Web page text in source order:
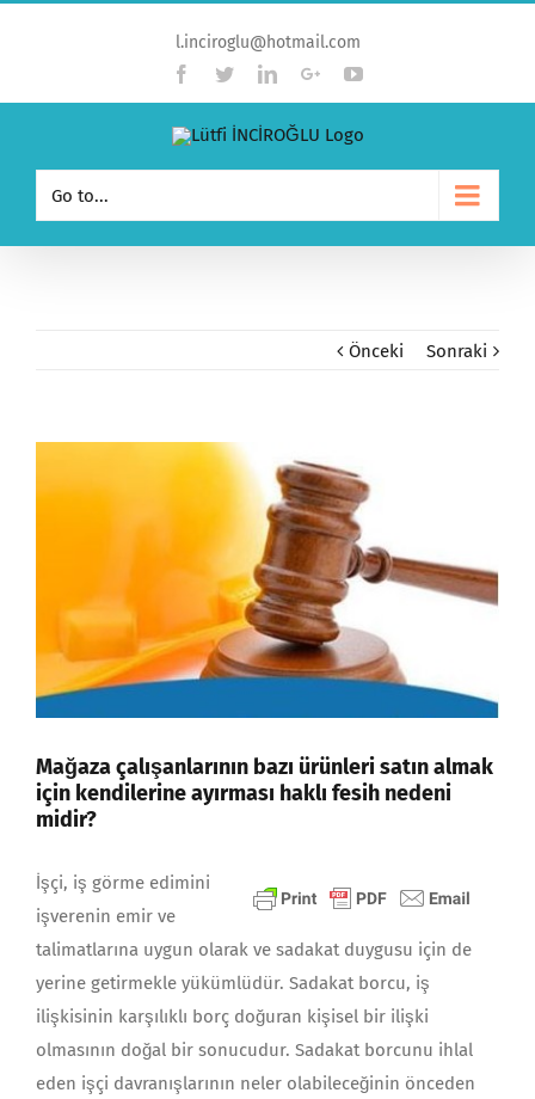
l.inciroglu@hotmail.com
Facebook
TwitterLinkedinGoogle+YouTube
Go to...
Önceki Sonraki
Mağaza çalışanlarının bazı ürünleri satın almak
için kendilerine ayırması haklı fesih nedeni
midir?
İşçi, iş görme edimini
işverenin emir ve
talimatlarına uygun olarak ve sadakat duygusu için de
yerine getirmekle yükümlüdür. Sadakat borcu, iş
ilişkisinin karşılıklı borç doğuran kişisel bir ilişki
olmasının doğal bir sonucudur. Sadakat borcunu ihlal
eden işçi davra­nışlarının neler olabileceğinin önceden